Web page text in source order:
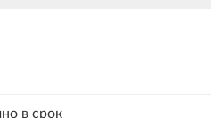
в срок